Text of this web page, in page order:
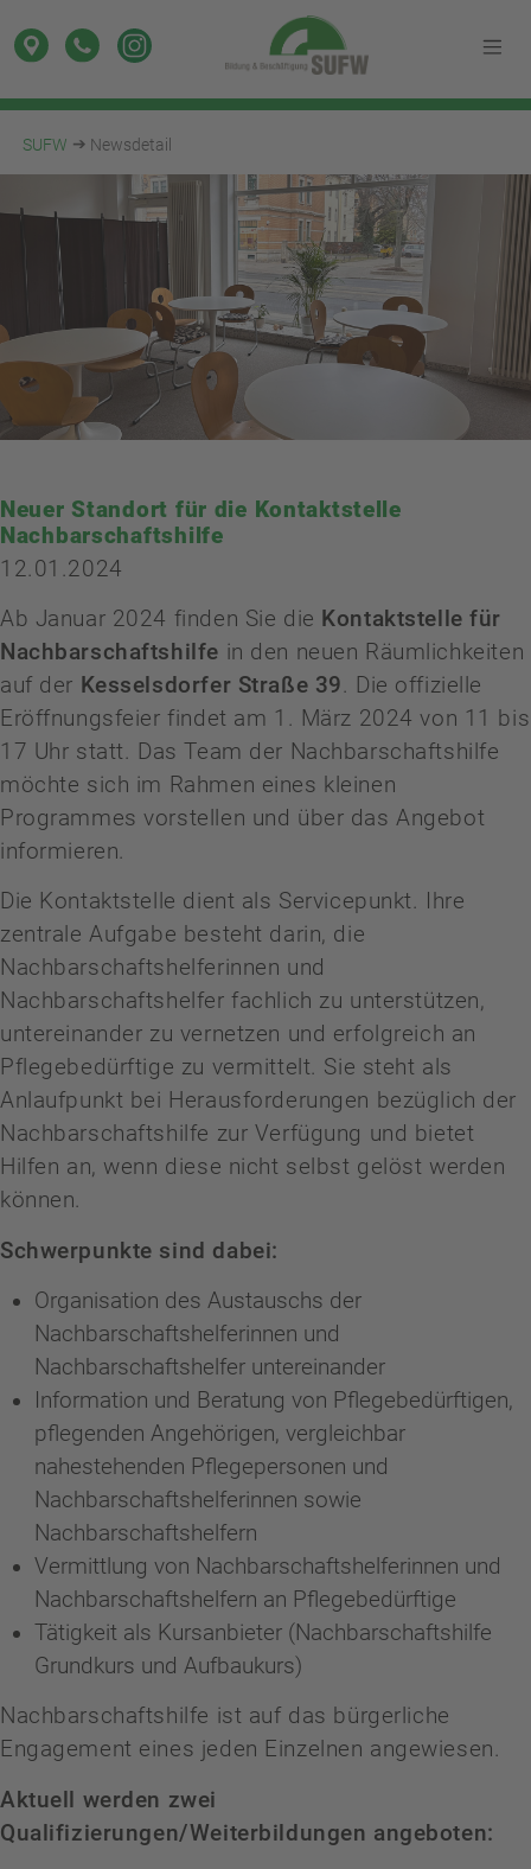
SUFW Newsdetail
Neuer Standort für die Kontaktstelle
Nachbarschaftshilfe
12.01.2024
Ab Januar 2024 finden Sie die Kontaktstelle für
Nachbarschaftshilfe in den neuen Räumlichkeiten
auf der Kesselsdorfer Straße 39. Die offizielle
Eröffnungsfeier findet am 1. März 2024 von 11 bis
17 Uhr statt. Das Team der Nachbarschaftshilfe
möchte sich im Rahmen eines kleinen
Programmes vorstellen und über das Angebot
informieren.
Die Kontaktstelle dient als Servicepunkt.
Ihre
zentrale Aufgabe besteht darin, die
Nachbarschaftshelferinnen und
Nachbarschaftshelfer fachlich zu unterstützen,
untereinander zu vernetzen und erfolgreich an
Pflegebedürftige zu vermittelt. Sie steht als
Anlaufpunkt bei Herausforderungen bezüglich der
Nachbarschaftshilfe zur Verfügung und bietet
Hilfen an, wenn diese nicht selbst gelöst werden
können.
Schwerpunkte sind dabei:
Organisation des Austauschs der
Nachbarschaftshelferinnen und
Nachbarschaftshelfer untereinander
Information und Beratung von Pflegebedürftigen,
pflegenden Angehörigen, vergleichbar
nahestehenden Pflegepersonen und
Nachbarschaftshelferinnen sowie
Nachbarschaftshelfern
Vermittlung von Nachbarschaftshelferinnen und
Nachbarschaftshelfern an Pflegebedürftige
Tätigkeit als Kursanbieter (Nachbarschaftshilfe
Grundkurs und Aufbaukurs)
Nachbarschaftshilfe ist auf das bürgerliche
Engagement eines jeden Einzelnen angewiesen.
Aktuell werden zwei
Qualifizierungen/Weiterbildungen angeboten: